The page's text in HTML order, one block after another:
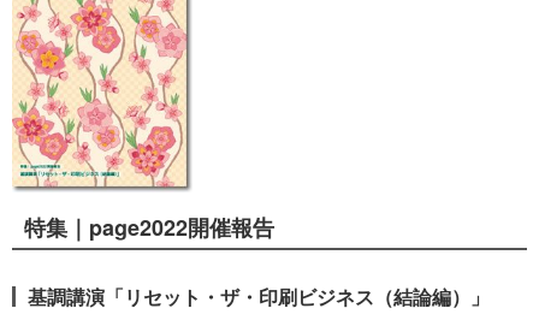
特集｜page2022開催報告
基調講演「リセット・ザ・印刷ビジネス（結論編）」